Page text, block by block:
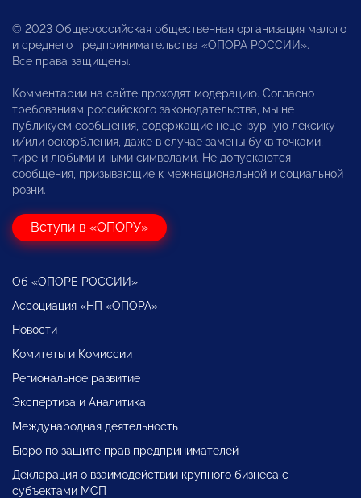
© 2023 Общероссийская общественная организация малого
и среднего предпринимательства «ОПОРА РОССИИ».
Все права защищены.
Комментарии на сайте проходят модерацию. Согласно
требованиям российского законодательства, мы не
публикуем сообщения, содержащие нецензурную лексику
и/или оскорбления, даже в случае замены букв точками,
тире и любыми иными символами. Не допускаются
сообщения, призывающие к межнациональной и социальной
розни.
Вступи в «ОПОРУ»
Об «ОПОРЕ РОССИИ»
Ассоциация «НП «ОПОРА»
Новости
Комитеты и Комиссии
Региональное развитие
Экспертиза и Аналитика
Международная деятельность
Бюро по защите прав предпринимателей
Декларация о взаимодействии крупного бизнеса с
субъектами МСП